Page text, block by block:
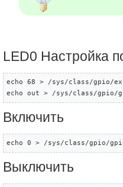
LED0 Настройка
echo 68 > /sys/class/gpio/
echo out > /sys/class/gpio/
Включить
echo 0 > /sys/class/gpio/
Выключить